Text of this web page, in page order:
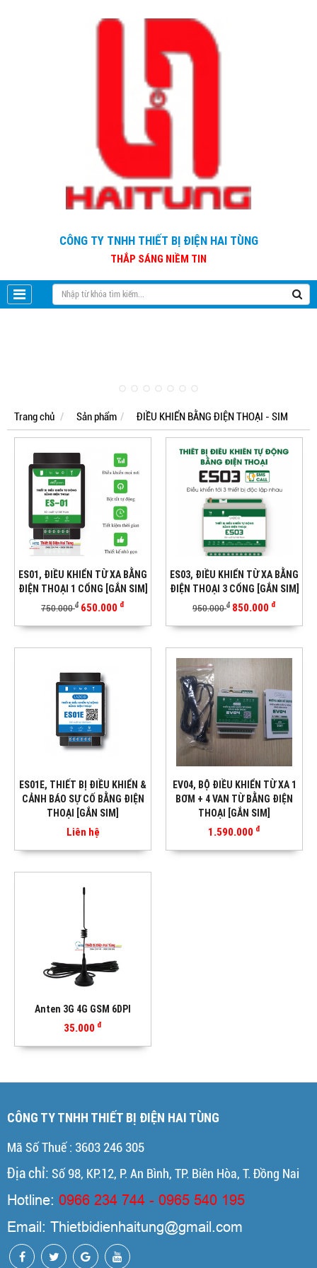
CÔNG TY TNHH THIẾT BỊ ĐIỆN HAI TÙNG
THẮP SÁNG NIỀM TIN
Trang chủ Sản phẩm ĐIỀU KHIỂN BẰNG ĐIỆN THOẠI - SIM
ES01, ĐIỀU KHIỂN TỪ XA BẰNG
ĐIỆN THOẠI 1 CỔNG [GẮN SIM]
750.000đ 650.000 đ
ES03, ĐIỀU KHIỂN TỪ XA BẰNG
ĐIỆN THOẠI 3 CỔNG [GẮN SIM]
950.000đ 850.000 đ
ES01E, THIẾT BỊ ĐIỀU KHIỂN &
CẢNH BÁO SỰ CỐ BẰNG ĐIỆN
THOẠI [GẮN SIM]
Liên hệ
EV04, BỘ ĐIỀU KHIỂN TỪ XA 1
BƠM + 4 VAN TỪ BẰNG ĐIỆN
THOẠI [GẮN SIM]
1.590.000 đ
Anten 3G 4G GSM 6DPI
35.000 đ
CÔNG TY TNHH THIẾT BỊ ĐIỆN HAI TÙNG
Mã Số Thuế : 3603 246 305
Địa chỉ: Số 98, KP.12, P. An Bình, TP. Biên Hòa, T. Đồng Nai
Hotline: 0966 234 744 - 0965 540 195
Email: Thietbidienhaitung@gmail.com